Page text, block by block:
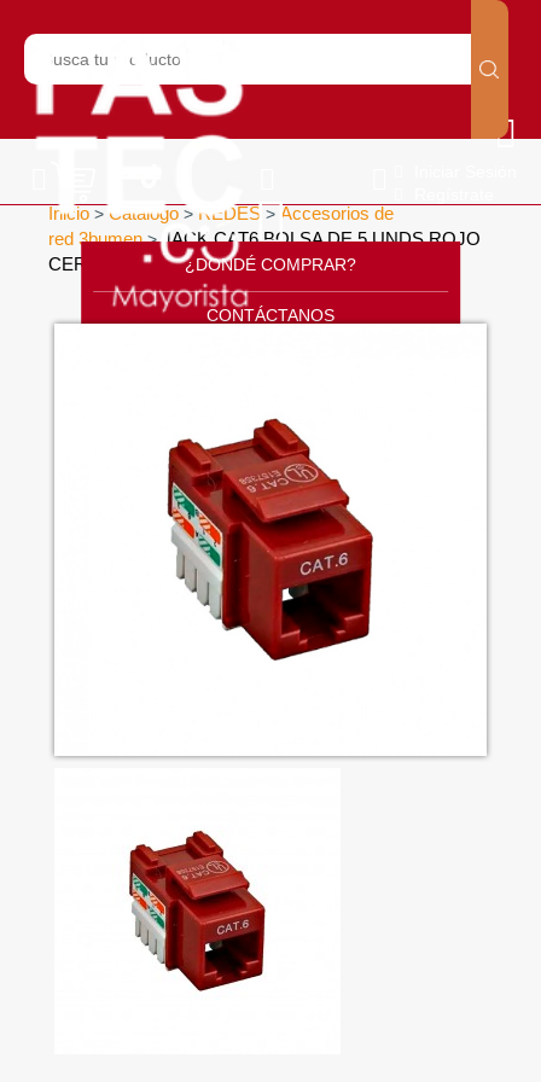
¿DONDÉ COMPRAR?
CONTÁCTANOS
CÁTALOGO
INICIO
Inicio > Catálogo > REDES > Accesorios de
red 3bumen>JACK CAT6 BOLSA DE 5 UNDS ROJO
CERTIFICADO>